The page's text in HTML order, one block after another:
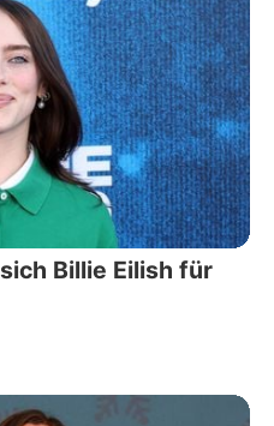
Billie Eilish für